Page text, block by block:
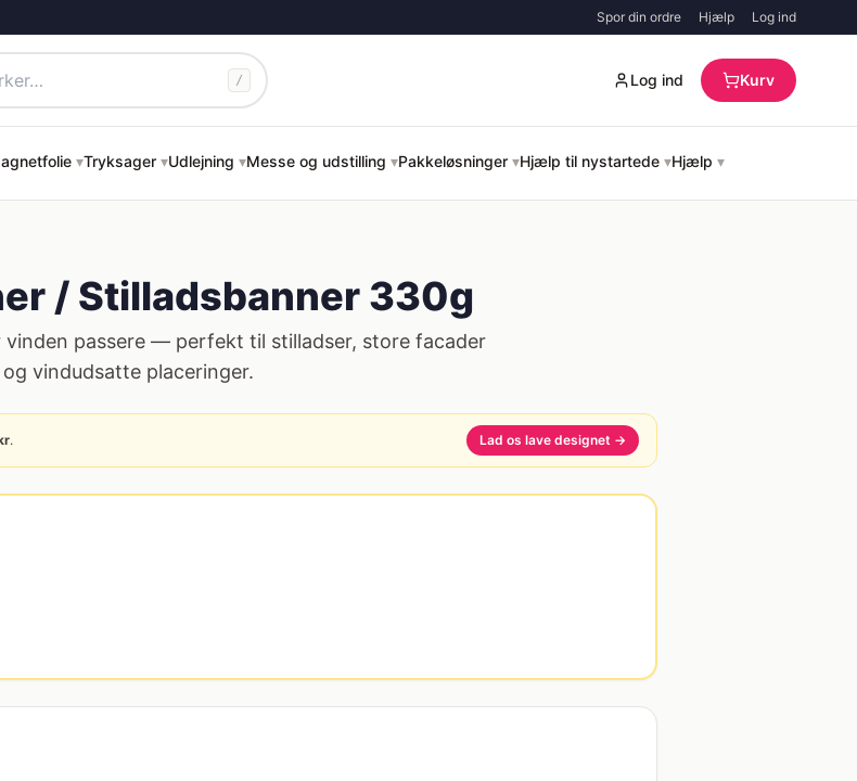
Spor din ordre Hjælp Log ind
/ Log ind Kurv
▾Tryksager ▾Udlejning ▾Messe og udstilling ▾Pakkeløsninger ▾Hjælp til nystartede ▾Hjælp ▾
/ Stilladsbanner 330g
passere — perfekt til stilladser, store facader
og vindudsatte placeringer.
. Lad os lave designet →